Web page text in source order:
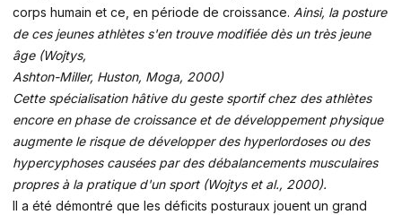
corps humain et ce, en période de croissance. Ainsi, la posture
de ces jeunes athlètes s'en trouve modifiée dès un très jeune
âge (Wojtys,
Ashton-Miller, Huston, Moga, 2000)
Cette spécialisation hâtive du geste sportif chez des athlètes
encore en phase de croissance et de développement physique
augmente le risque de développer des hyperlordoses ou des
hypercyphoses causées par des débalancements musculaires
propres à la pratique d'un sport (Wojtys et al., 2000).
Il a été démontré que les déficits posturaux jouent un grand